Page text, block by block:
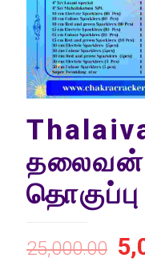
தலைவன்
25,000.00